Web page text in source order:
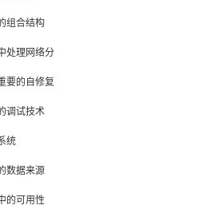
组合结构
处理网络分
要的自修复
调试技术
统
数据来源
的可用性